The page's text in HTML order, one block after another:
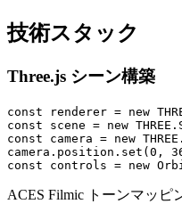
技術スタック
Three.js シーン構築
const renderer = new
const scene = new
const camera = new
camera.position.set(0,
ACES Filmic トーンマッピ